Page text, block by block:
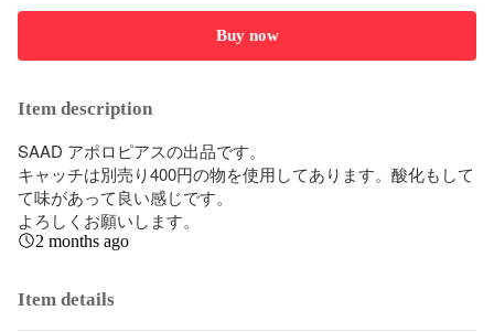
Buy now
Item description
SAAD アポロピアスの出品です。
キャッチは別売り400円の物を使用してあります。酸化もして
て味があって良い感じです。
よろしくお願いします。
2 months ago
Item details